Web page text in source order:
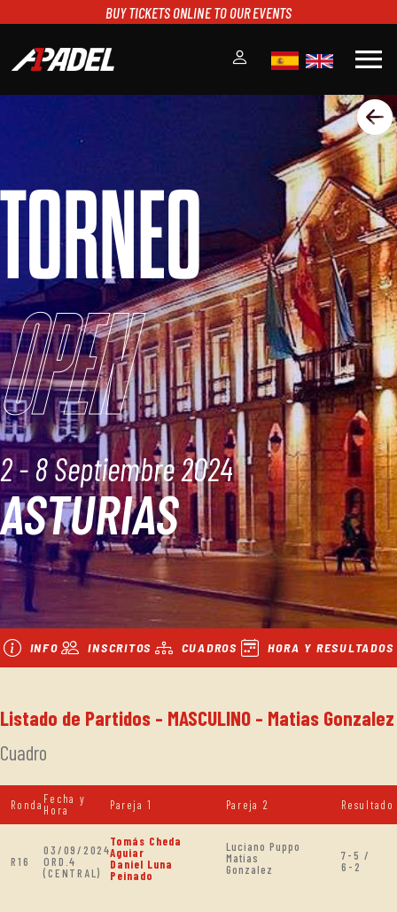
BUY TICKETS ONLINE TO OUR EVENTS
menu
TORNEOS
MULTIMEDIA
SCOREBOARD
STREAMING
TORNEO
Open
2 - 8 Septiembre 2024
ASTURIAS
INFO INSCRITOS CUADROS HORA Y RESULTADOS
Listado de Partidos - MASCULINO - Matias Gonzalez
Cuadro
Ronda Fecha y
Hora
Pareja 1 Pareja 2 Resultado
R16
03/09/2024
ORD.4
(CENTRAL)
Tomás Cheda
Aguiar
Daniel Luna
Peinado
Luciano Puppo
Matias
Gonzalez
7-5 /
6-2